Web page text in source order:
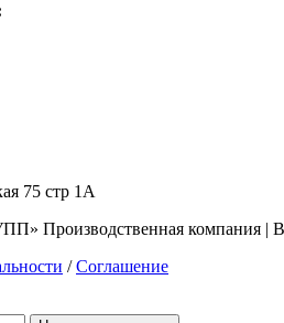
75 стр 1А
Производственная компания |
/Соглашение